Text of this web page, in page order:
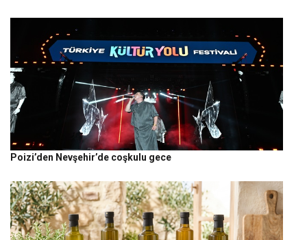
Poizi’den Nevşehir’de coşkulu gece